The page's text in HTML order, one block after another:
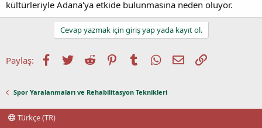
n
h
i
kültürleriyle Adana'ya etkide bulunmasına neden oluyor.
Cevap yazmak için giriş yap yada kayıt ol.
Paylaş: Facebook
TwitterReddit PinterestTumblrWhatsApp
E-postaLink
Spor Yaralanmaları ve Rehabilitasyon Teknikleri
Türkçe (TR)